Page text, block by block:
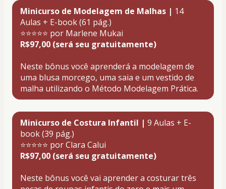
Minicurso de Modelagem de Malhas | 14
Aulas + E-book (61 pág.)
⭐⭐⭐⭐⭐ por Marlene Mukai
R$97,00 (será seu gratuitamente)
Neste bônus você aprenderá a modelagem de
uma blusa morcego, uma saia e um vestido de
malha utilizando o Método Modelagem Prática.
Minicurso de Costura Infantil | 9 Aulas + E-
book (39 pág.)
⭐⭐⭐⭐⭐ por Clara Calui
R$97,00 (será seu gratuitamente)
Neste bônus você vai aprender a costurar três